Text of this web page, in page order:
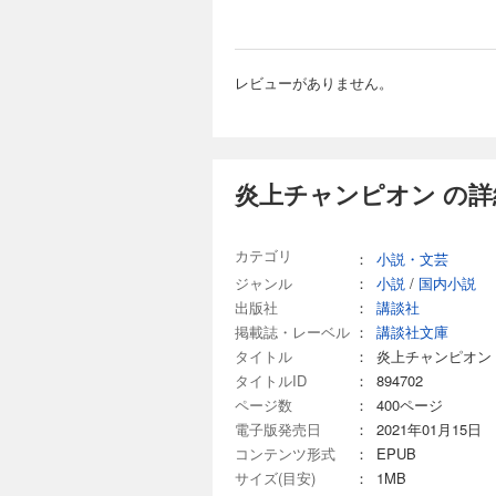
レビューがありません。
炎上チャンピオン の
カテゴリ ：
小説・文芸
ジャンル
： 小説 / 国内小説
出版社
：
講談社
掲載誌・レーベル ：
講談社文庫
タイトル
：
炎上チャンピオン
タイトルID
：
894702
ページ数
：
400ページ
電子版発売日
：
2021年01月15日
コンテンツ形式
：
EPUB
サイズ(目安)
： 1MB